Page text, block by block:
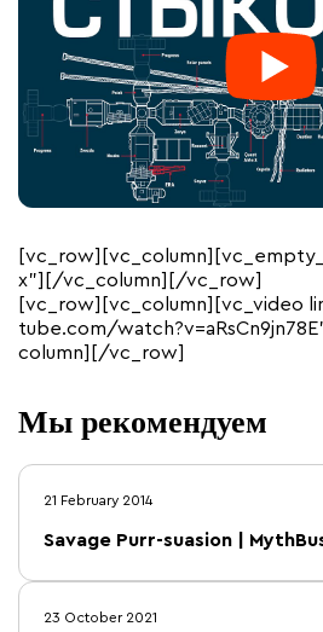
x”][/vc_column][/vc_row]
[vc_row][vc_column][vc_video
tube.com/
column][/vc_row]
Мы рекомендуем
21 February 2014
Savage Purr-suasion |
23 October 2021